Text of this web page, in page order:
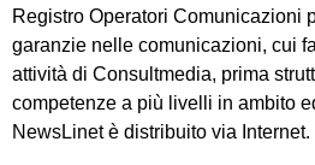
Registro Operatori Comunicazioni
garanzie nelle comunicazioni, cui
attività di Consultmedia, prima
competenze a più livelli in ambito
NewsLinet è distribuito via Internet.